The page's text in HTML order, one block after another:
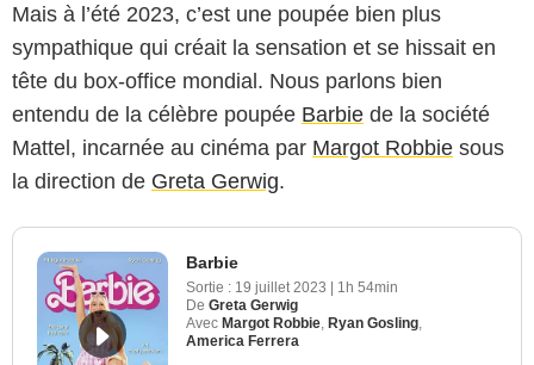
Mais à l’été 2023, c’est une poupée bien plus
sympathique qui créait la sensation et se hissait en
tête du box-office mondial. Nous parlons bien
entendu de la célèbre poupée Barbie de la société
Mattel, incarnée au cinéma par Margot Robbie sous
la direction de Greta Gerwig.
Barbie
Sortie : 19 juillet 2023 | 1h 54min
De Greta Gerwig
Avec Margot Robbie Ryan Gosling
America Ferrera